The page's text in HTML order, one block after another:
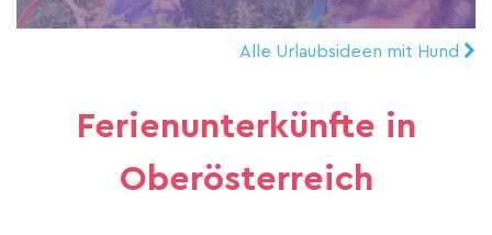
Alle Urlaubsideen mit Hund
Ferienunterkünfte in
Oberösterreich